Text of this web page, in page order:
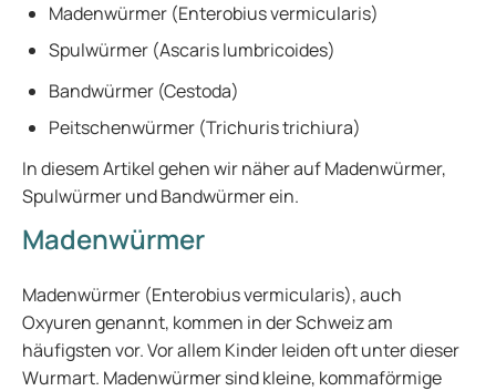
Madenwürmer (Enterobius vermicularis)
Spulwürmer (Ascaris lumbricoides)
Bandwürmer (Cestoda)
Peitschenwürmer (Trichuris trichiura)
In diesem Artikel gehen wir näher auf Madenwürmer,
Spulwürmer und Bandwürmer ein.
Madenwürmer
Madenwürmer (Enterobius vermicularis), auch
Oxyuren genannt, kommen in der Schweiz am
häufigsten vor. Vor allem Kinder leiden oft unter dieser
Wurmart. Madenwürmer sind kleine, kommaförmige